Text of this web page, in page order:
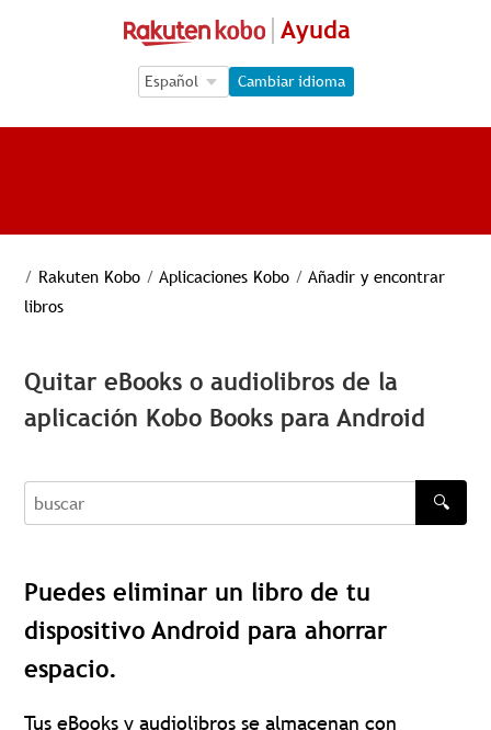
Ayuda
Language Selection
Language Selection
Cambiar idioma
/ Rakuten Kobo / Aplicaciones Kobo / Añadir y encontrar
libros
Quitar eBooks o audiolibros de la
aplicación Kobo Books para Android
buscar
🔍
Puedes eliminar un libro de tu
dispositivo Android para ahorrar
espacio.
Tus eBooks y audiolibros se almacenan con